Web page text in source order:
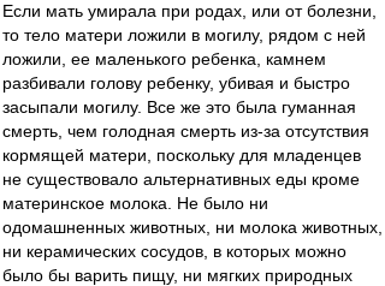
Если мать умирала при родах, или от болезни,
то тело матери ложили в могилу, рядом с ней
ложили, ее маленького ребенка, камнем
разбивали голову ребенку, убивая и быстро
засыпали могилу. Все же это была гуманная
смерть, чем голодная смерть из-за отсутствия
кормящей матери, поскольку для младенцев
не существовало альтернативных еды кроме
материнское молока. Не было ни
одомашненных животных, ни молока животных,
ни керамических сосудов, в которых можно
было бы варить пищу, ни мягких природных